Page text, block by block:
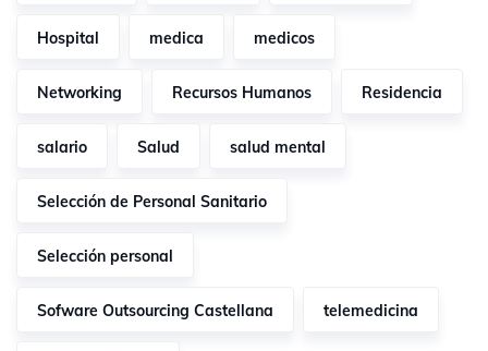
Hospital medica medicos
Networking Recursos Humanos Residencia
salario Salud salud mental
Selección de Personal Sanitario
Selección personal
Sofware Outsourcing Castellana telemedicina